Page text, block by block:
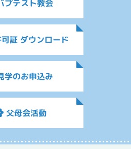
プテスト教会
証 ダウンロード
学のお申込み
父母会活動